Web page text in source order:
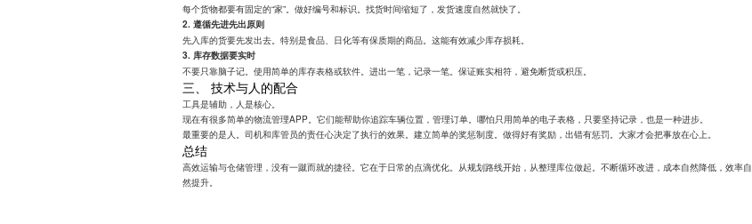
每个货物都要有固定的“家”。做好编号和标识。找货时间缩短了，发货速度自然就快了。
2. 遵循先进先出原则
先入库的货要先发出去。特别是食品、日化等有保质期的商品。这能有效减少库存损耗。
3. 库存数据要实时
不要只靠脑子记。使用简单的库存表格或软件。进出一笔，记录一笔。保证账实相符，避免断货或积压。
三、 技术与人的配合
工具是辅助，人是核心。
现在有很多简单的物流管理APP。它们能帮助你追踪车辆位置，管理订单。哪怕只用简单的电子表格，只要坚持记录，也是一种进步。
最重要的是人。司机和库管员的责任心决定了执行的效果。建立简单的奖惩制度。做得好有奖励，出错有惩罚。大家才会把事放在心上。
总结
高效运输与仓储管理，没有一蹴而就的捷径。它在于日常的点滴优化。从规划路线开始，从整理库位做起。不断循环改进，成本自然降低，效率自
然提升。